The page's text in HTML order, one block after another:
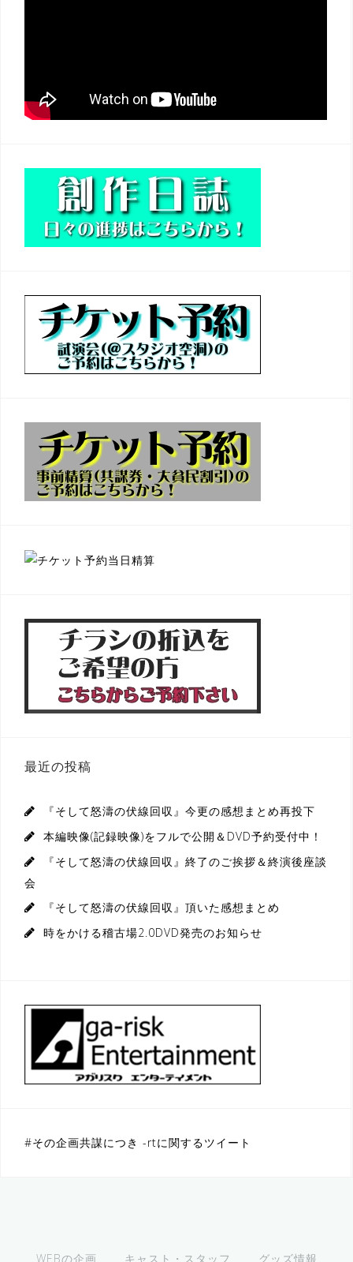
ョ
最近の投稿
『そして怒濤の伏線回収』今更の感想まとめ再投下
本編映像(記録映像)をフルで公開＆DVD予約受付中！
『そして怒濤の伏線回収』終了のご挨拶＆終演後座談
会
『そして怒濤の伏線回収』頂いた感想まとめ
時をかける稽古場2.0DVD発売のお知らせ
#その企画共謀につき -rtに関するツイート
WEBの企画 キャスト・スタッフ グッズ情報